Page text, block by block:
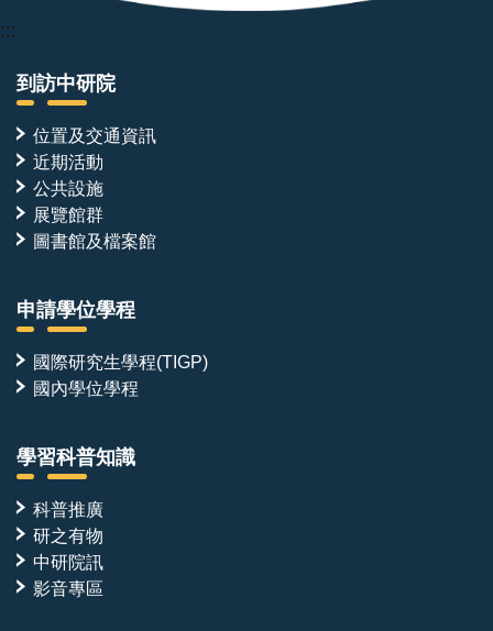
:::
到訪中研院
位置及交通資訊
近期活動
公共設施
展覽館群
圖書館及檔案館
申請學位學程
國際研究生學程(TIGP)
國內學位學程
學習科普知識
科普推廣
研之有物
中研院訊
影音專區